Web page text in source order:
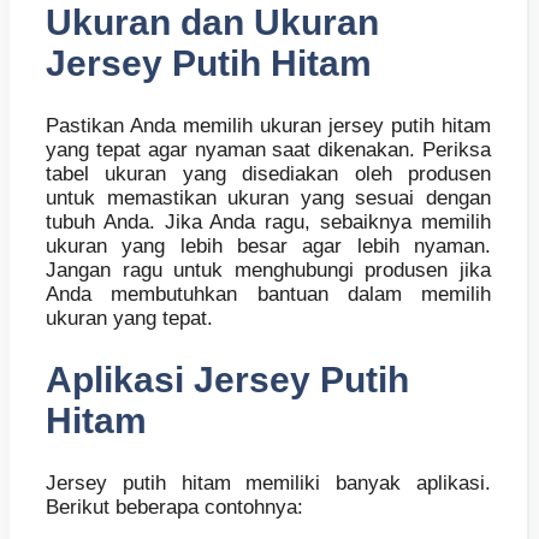
Ukuran dan Ukuran
Jersey Putih Hitam
Pastikan Anda memilih ukuran jersey putih hitam
yang tepat agar nyaman saat dikenakan. Periksa
tabel ukuran yang disediakan oleh produsen
untuk memastikan ukuran yang sesuai dengan
tubuh Anda. Jika Anda ragu, sebaiknya memilih
ukuran yang lebih besar agar lebih nyaman.
Jangan ragu untuk menghubungi produsen jika
Anda membutuhkan bantuan dalam memilih
ukuran yang tepat.
Aplikasi Jersey Putih
Hitam
Jersey putih hitam memiliki banyak aplikasi.
Berikut beberapa contohnya: